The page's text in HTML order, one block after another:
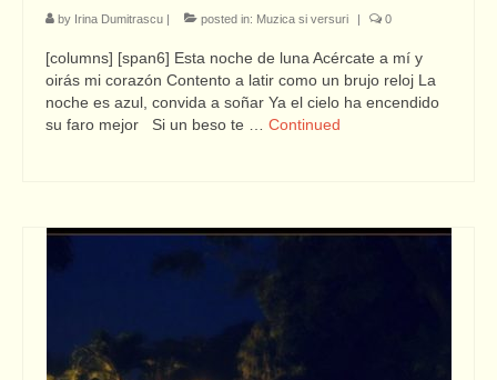
by Irina Dumitrascu | posted in: Muzica si versuri | 0
[columns] [span6] Esta noche de luna Acércate a mí y
oirás mi corazón Contento a latir como un brujo reloj La
noche es azul, convida a soñar Ya el cielo ha encendido
su faro mejor Si un beso te … Continued